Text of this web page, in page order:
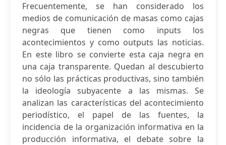
Frecuentemente, se han considerado los
medios de comunicación de masas como cajas
negras que tienen como inputs los
acontecimientos y como outputs las noticias.
En este libro se convierte esta caja negra en
una caja transparente. Quedan al descubierto
no sólo las prácticas productivas, sino también
la ideología subyacente a las mismas. Se
analizan las características del acontecimiento
periodístico, el papel de las fuentes, la
incidencia de la organización informativa en la
producción informativa, el debate sobre la